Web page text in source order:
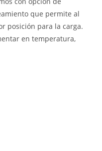
que permite al
posición para la carga.
en temperatura,